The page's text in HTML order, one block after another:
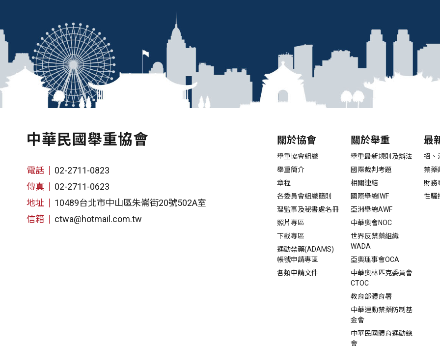
中華民國舉重協會
電話
02-2711-0823
傳真
02-2711-0623
地址
10489台北市中山區朱崙街20號502A室
信箱
ctwa@hotmail.com.tw
關於協會
舉重協會組織
舉重簡介
章程
各委員會組織簡則
理監事及秘書處名冊
照片專區
下載專區
運動禁藥(ADAMS)
帳號申請專區
各類申請文件
關於舉重
舉重最新規則及辦法
國際裁判考題
相關連結
國際舉總IWF
亞洲舉總AWF
中華奧會NOC
世界反禁藥組織
WADA
亞奧理事會OCA
中華奧林匹克委員會
CTOC
教育部體育署
中華運動禁藥防制基
金會
中華民國體育運動總
會
最
招、
禁藥
財務
性騷